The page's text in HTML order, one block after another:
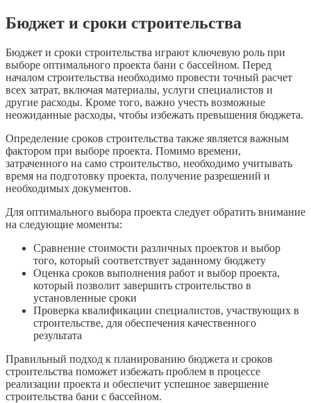
Бюджет и сроки строительства
Бюджет и сроки строительства играют ключевую роль при
выборе оптимального проекта бани с бассейном. Перед
началом строительства необходимо провести точный расчет
всех затрат, включая материалы, услуги специалистов и
другие расходы. Кроме того, важно учесть возможные
неожиданные расходы, чтобы избежать превышения бюджета.
Определение сроков строительства также является важным
фактором при выборе проекта. Помимо времени,
затраченного на само строительство, необходимо учитывать
время на подготовку проекта, получение разрешений и
необходимых документов.
Для оптимального выбора проекта следует обратить внимание
на следующие моменты:
Сравнение стоимости различных проектов и выбор
того, который соответствует заданному бюджету
Оценка сроков выполнения работ и выбор проекта,
который позволит завершить строительство в
установленные сроки
Проверка квалификации специалистов, участвующих в
строительстве, для обеспечения качественного
результата
Правильный подход к планированию бюджета и сроков
строительства поможет избежать проблем в процессе
реализации проекта и обеспечит успешное завершение
строительства бани с бассейном.